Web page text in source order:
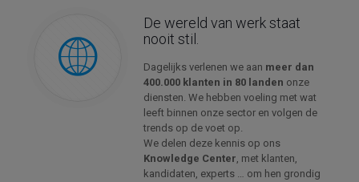
De wereld van werk staat
nooit stil.
Dagelijks verlenen we aan meer dan
400.000 klanten in 80 landen onze
diensten. We hebben voeling met wat
leeft binnen onze sector en volgen de
trends op de voet op.
We delen deze kennis op ons
Knowledge Center, met klanten,
kandidaten, experts … om hen grondig